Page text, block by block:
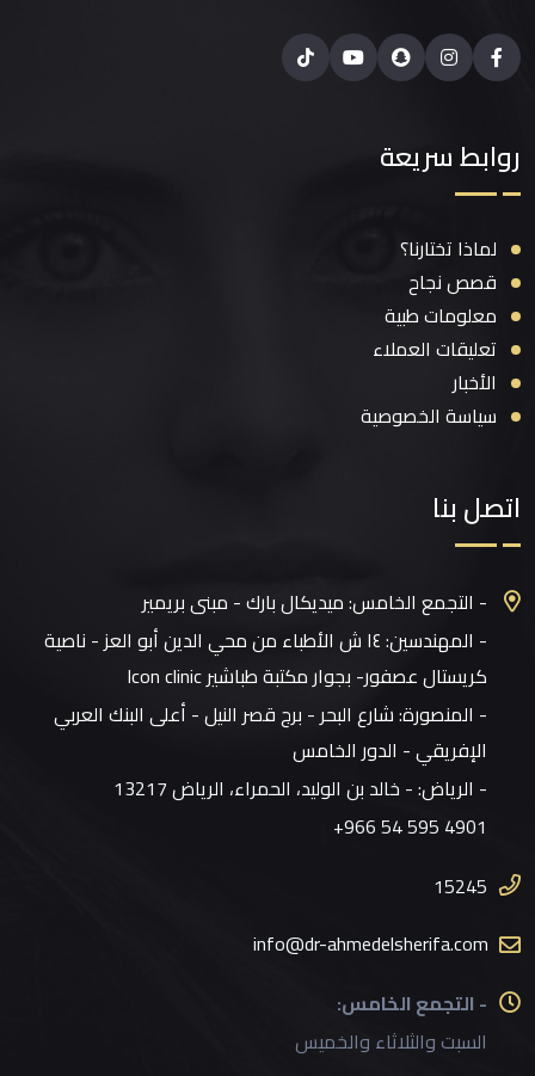
روابط سريعة
لماذا تختارنا؟
قصص نجاح
معلومات طبية
تعليقات العملاء
الأخبار
سياسة الخصوصية
اتصل بنا
- التجمع الخامس: ميديكال بارك - مبنى بريمير
- المهندسين: ١٤ ش الأطباء من محي الدين أبو العز - ناصية
كريستال عصفور- بجوار مكتبة طباشير Icon clinic
- المنصورة: شارع البحر - برج قصر النيل - أعلى البنك العربي
الإفريقي - الدور الخامس
- الرياض:- خالد بن الوليد، الحمراء، الرياض 13217
+966 54 595 4901
15245
info@dr-ahmedelsherifa.com
- التجمع الخامس:
السبت والثلاثاء والخميس